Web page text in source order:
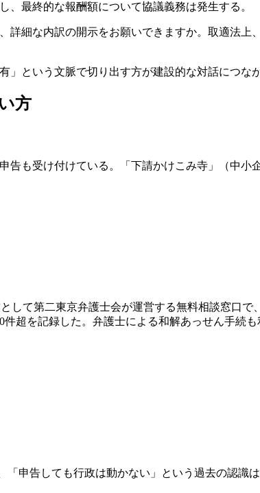
最終的な報酬額について協議義務は発生する。
詳細な内訳の開示をお願いできますか。取適法
という文脈で切り出す方が建設的な対話につな
方
も受け付けている。「下請かけこみ寺」（中
して第二東京弁護士会が運営する無料相談窓口
超を記録した。弁護士による和解あっせん手続
申告しても行政は動かない」という過去の認識